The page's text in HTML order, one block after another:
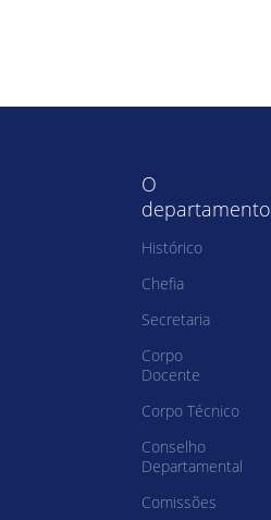
O
departamento
Histórico
Chefia
Secretaria
Corpo
Docente
Corpo Técnico
Conselho
Departamental
Comissões